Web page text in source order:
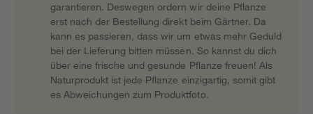
garantieren. Deswegen ordern wir deine Pflanze
erst nach der Bestellung direkt beim Gärtner. Da
kann es passieren, dass wir um etwas mehr Geduld
bei der Lieferung bitten müssen. So kannst du dich
über eine frische und gesunde Pflanze freuen! Als
Naturprodukt ist jede Pflanze einzigartig, somit gibt
es Abweichungen zum Produktfoto.